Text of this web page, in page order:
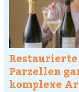
Parzellen
komplexe